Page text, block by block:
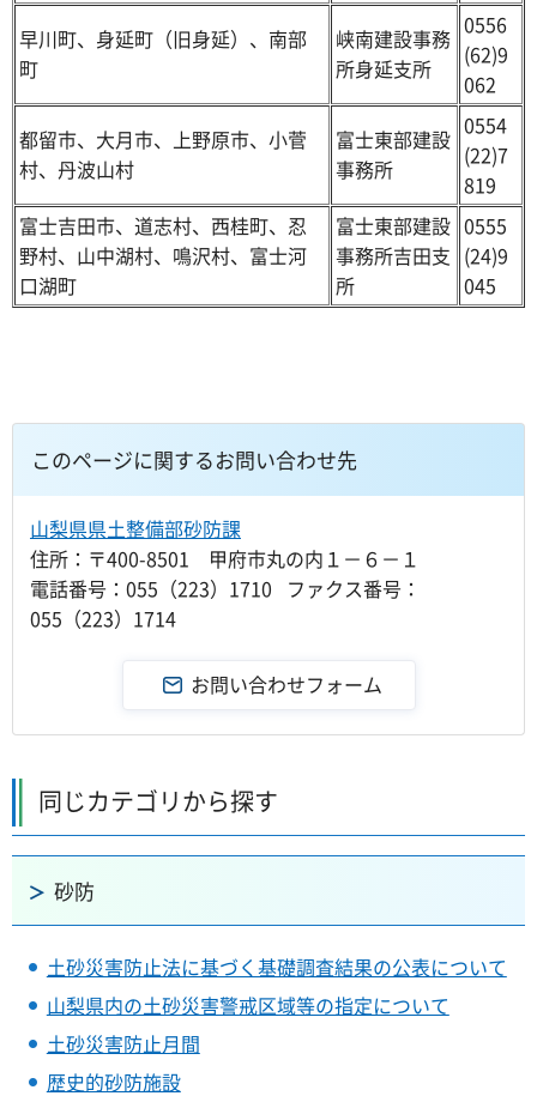
早川町、身延町（旧身延）、南部
町
峡南建設事務
所身延支所
0556
(62)9
062
都留市、大月市、上野原市、小菅
村、丹波山村
富士東部建設
事務所
0554
(22)7
819
富士吉田市、道志村、西桂町、忍
野村、山中湖村、鳴沢村、富士河
口湖町
富士東部建設
事務所吉田支
所
0555
(24)9
045
このページに関するお問い合わせ先
山梨県県土整備部砂防課
住所：〒400-8501 甲府市丸の内１－６－１
電話番号：055（223）1710 ファクス番号：
055（223）1714
同じカテゴリから探す
砂防
土砂災害防止法に基づく基礎調査結果の公表について
山梨県内の土砂災害警戒区域等の指定について
土砂災害防止月間
歴史的砂防施設